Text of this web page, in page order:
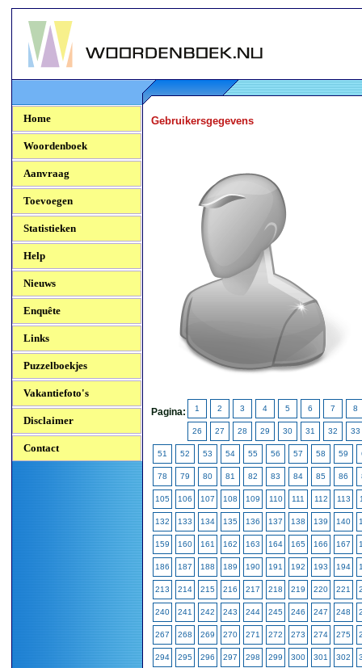
Woordenboek.NU
Home
Woordenboek
Aanvraag
Toevoegen
Statistieken
Help
Nieuws
Enquête
Links
Puzzelboekjes
Vakantiefoto's
Disclaimer
Contact
Gebruikersgegevens
Pagina: 1 2 3 4 5 6 7 8
26 27 28 29 30 31 32 33
51 52 53 54 55 56 57 58 59
78 79 80 81 82 83 84 85 86
105 106 107 108 109 110 111 112 113
132 133 134 135 136 137 138 139 140
159 160 161 162 163 164 165 166 167
186 187 188 189 190 191 192 193 194
213 214 215 216 217 218 219 220 221
240 241 242 243 244 245 246 247 248
267 268 269 270 271 272 273 274 275
294 295 296 297 298 299 300 301 302